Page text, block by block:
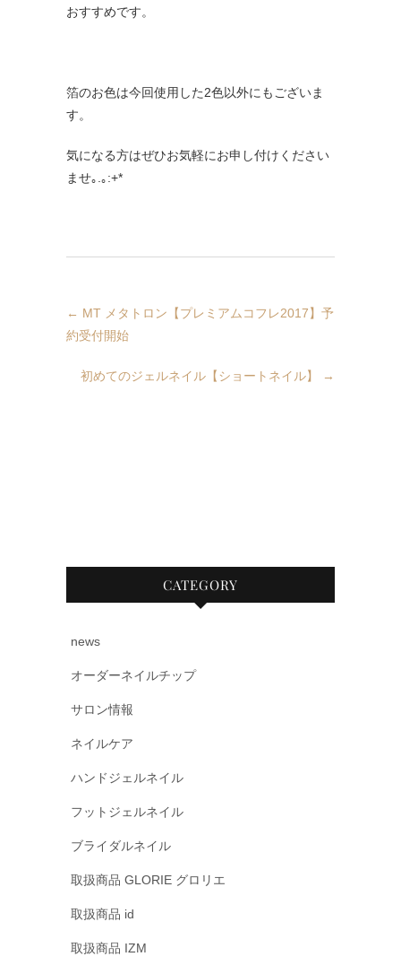
おすすめです。
箔のお色は今回使用した2色以外にもございま
す。
気になる方はぜひお気軽にお申し付けください
ませ｡.｡:+*
← MT メタトロン【プレミアムコフレ2017】予
約受付開始
初めてのジェルネイル【ショートネイル】 →
CATEGORY
news
オーダーネイルチップ
サロン情報
ネイルケア
ハンドジェルネイル
フットジェルネイル
ブライダルネイル
取扱商品 GLORIE グロリエ
取扱商品 id
取扱商品 IZM